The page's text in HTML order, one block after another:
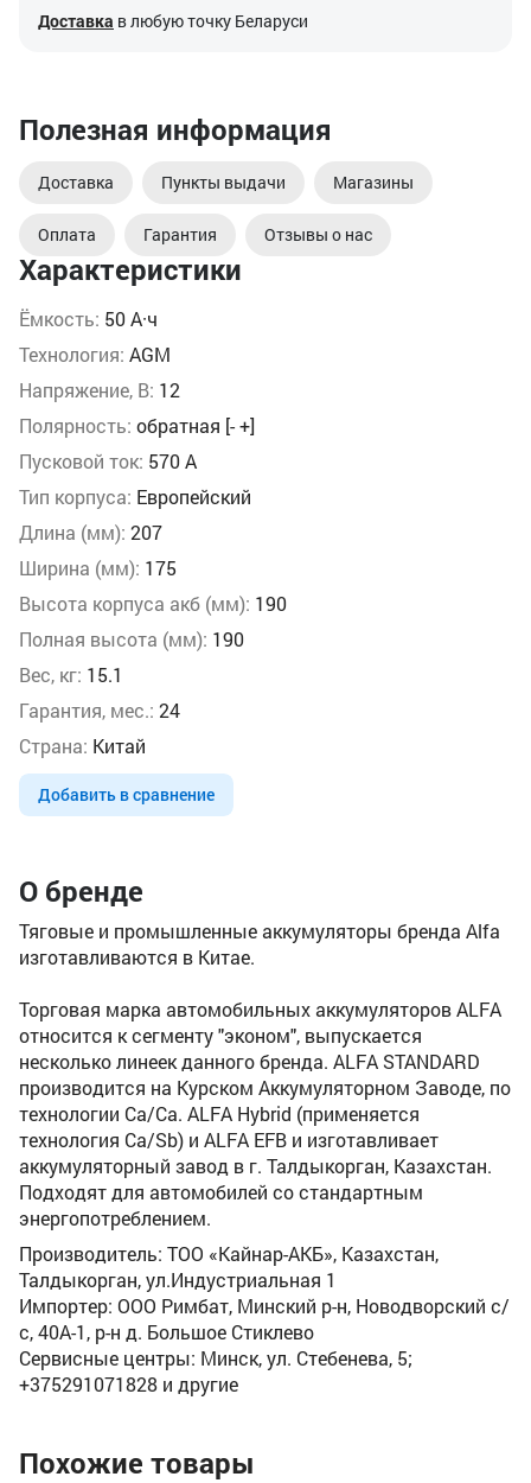
Характеристики
Ёмкость: 50 А·ч
Технология: AGM
Напряжение, В: 12
Полярность: обратная [- +]
Пусковой ток: 570 А
Тип корпуса: Европейский
Длина (мм): 207
Ширина (мм): 175
Высота корпуса акб (мм): 190
Полная высота (мм): 190
Вес, кг: 15.1
Гарантия, мес.: 24
Страна: Китай
Добавить в сравнение
Доставка в любую точку Беларуси
Полезная информация
Доставка Пункты выдачи Магазины
Оплата Гарантия Отзывы о нас
О бренде
Тяговые и промышленные аккумуляторы бренда Alfa
изготавливаются в Китае.
Торговая марка автомобильных аккумуляторов ALFA
относится к сегменту "эконом", выпускается
несколько линеек данного бренда. ALFA STANDARD
производится на Курском Аккумуляторном Заводе, по
технологии Ca/Ca. ALFA Hybrid (применяется
технология Ca/Sb) и ALFA EFB и изготавливает
аккумуляторный завод в г. Талдыкорган, Казахстан.
Подходят для автомобилей со стандартным
энергопотреблением.
Производитель: ТОО «Кайнар-АКБ», Казахстан,
Талдыкорган, ул.Индустриальная 1
Импортер: ООО Римбат, Минский р-н, Новодворский с/
с, 40А-1, р-н д. Большое Стиклево
Сервисные центры: Минск, ул. Стебенева, 5;
+375291071828 и другие
Похожие товары